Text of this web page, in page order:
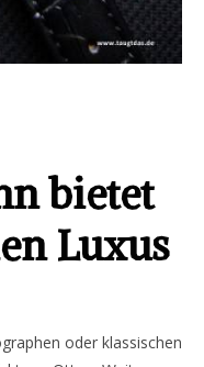
bietet
Luxus
oder klassischen